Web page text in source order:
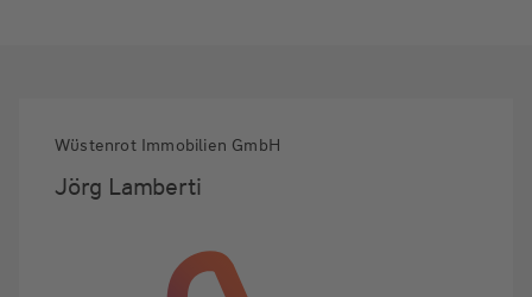
Wüstenrot Immobilien GmbH
Jörg Lamberti